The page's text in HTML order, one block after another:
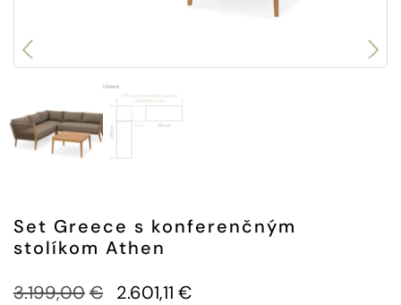
Set Greece s konferenčným
stolíkom Athen
3.199,00€ 2.601,11 €